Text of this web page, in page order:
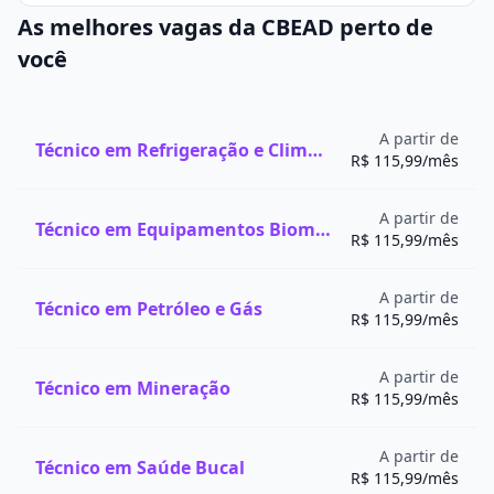
A metodologia do programa é suportada por
modalidades presencial e à distância (EaD), atendendo
a demanda de estudantes que buscam consolidar o
adicionais.
Bacharelado em História
educacional. O curso tem duração média de 4 anos,
aproximadamente 3.000 horas, podendo variar entre
as instituições.
abordando história geral, história do Brasil, métodos
de pesquisa histórica e análises interdisciplinares.
campo, também são integradas, assim como o estágio
As melhores vagas da CBEAD perto de
você
Técnico em Refrigeração e Climatização
A partir de
R$ 115,99/mês
Técnico em Equipamentos Biomédicos
A partir de
R$ 115,99/mês
Técnico em Petróleo e Gás
A partir de
R$ 115,99/mês
Técnico em Mineração
A partir de
R$ 115,99/mês
Técnico em Saúde Bucal
A partir de
R$ 115,99/mês